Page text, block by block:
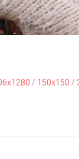
/ 150x150 /